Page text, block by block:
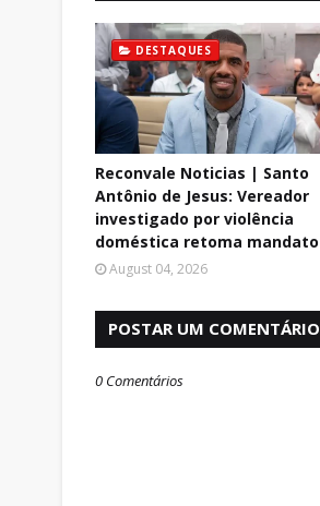
DESTAQUES
Reconvale Noticias | Santo
Antônio de Jesus: Vereador
investigado por violência
doméstica retoma mandato
August 04, 2026
POSTAR UM COMENTÁRIO
0 Comentários